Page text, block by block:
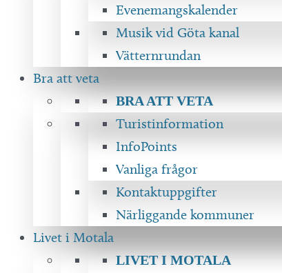
Evenemangskalender
Musik vid Göta kanal
Vätternrundan
Bra att veta
BRA ATT VETA
Turistinformation
InfoPoints
Vanliga frågor
Kontaktuppgifter
Närliggande kommuner
Livet i Motala
LIVET I MOTALA